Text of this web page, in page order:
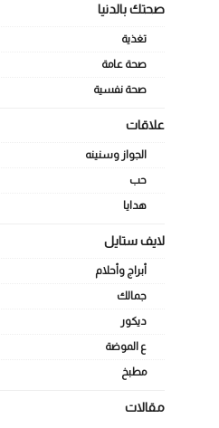
صحتك بالدنيا
تغذية
صحة عامة
صحة نفسية
علاقات
الجواز وسنينه
حب
هدايا
لايف ستايل
أبراج وأحلام
جمالك
ديكور
ع الموضة
مطبخ
مقالات